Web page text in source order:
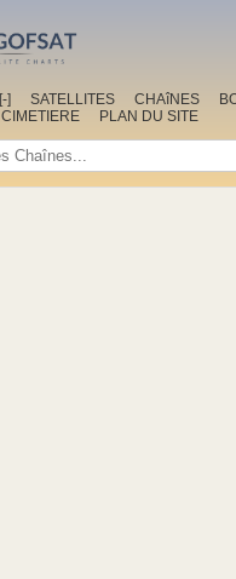
[-] SATELLITES CHAîNES
CIMETIERE PLAN DU SITE